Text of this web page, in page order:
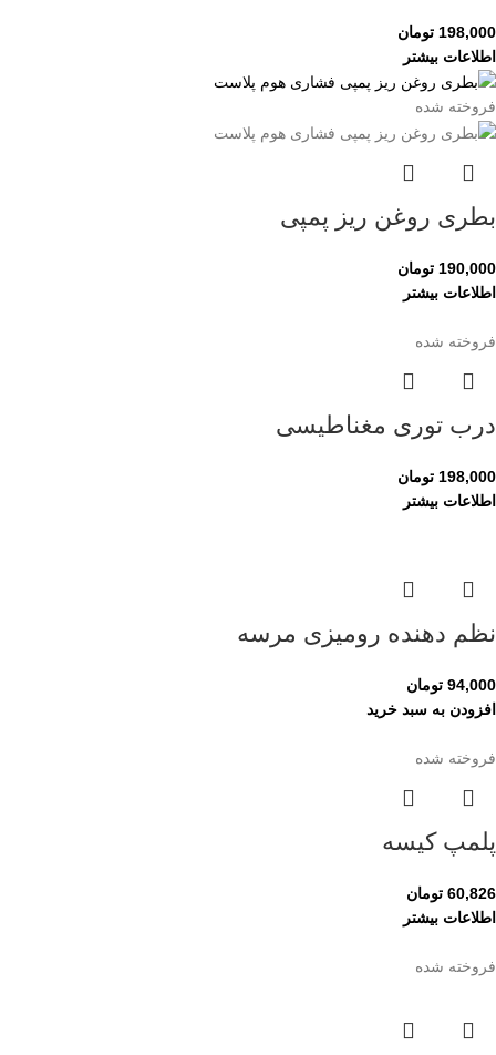
198,000 تومان
اطلاعات بیشتر
فروخته شده
بطری روغن ریز پمپی
190,000 تومان
اطلاعات بیشتر
فروخته شده
درب توری مغناطیسی
198,000 تومان
اطلاعات بیشتر
نظم دهنده رومیزی مرسه
94,000 تومان
افزودن به سبد خرید
فروخته شده
پلمپ کیسه
60,826 تومان
اطلاعات بیشتر
فروخته شده